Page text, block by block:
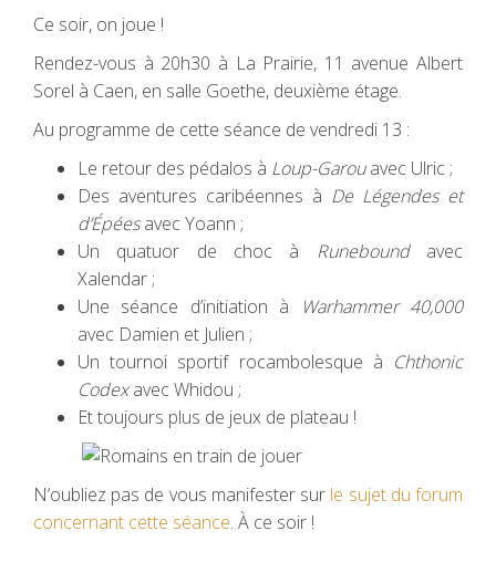
Ce soir, on joue !
Rendez-vous à 20h30 à La Prairie, 11 avenue Albert
Sorel à Caen, en salle Goethe, deuxième étage.
Au programme de cette séance de vendredi 13 :
Le retour des pédalos à Loup-Garouavec Ulric ;
Des aventures caribéennes à De Légendes et
d’Épéesavec Yoann ;
Un quatuor de choc à Runeboundavec
Xalendar ;
Une séance d’initiation à
Warhammer 40,000
avec Damien et Julien ;
Un tournoi sportif rocambolesque à Chthonic
Codexavec Whidou ;
Et toujours plus de jeux de plateau !
N’oubliez pas de vous manifester sur le sujet du forum
concernant cette séance. À ce soir !